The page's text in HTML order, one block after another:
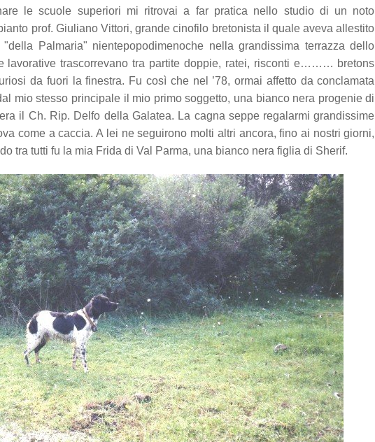
le scuole superiori mi ritrovai a far pratica nello studio di un noto
prof. Giuliano Vittori, grande cinofilo bretonista il quale aveva allestito
Palmaria" nientepopodimenoche nella grandissima terrazza dello
lavorative trascorrevano tra partite doppie, ratei, risconti e……… bretons
da fuori la finestra. Fu così che nel ’78, ormai affetto da conclamata
mio stesso principale il mio primo soggetto, una bianco nera progenie di
il Ch. Rip. Delfo della Galatea. La cagna seppe regalarmi grandissime
come a caccia. A lei ne seguirono molti altri ancora, fino ai nostri giorni,
tra tutti fu la mia Frida di Val Parma, una bianco nera figlia di Sherif.